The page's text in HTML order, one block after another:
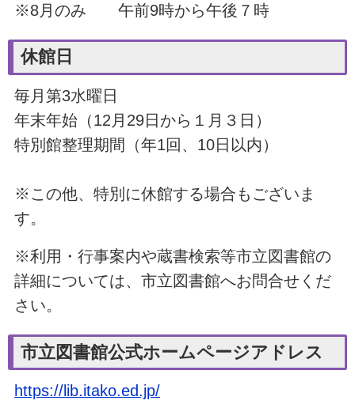
※8月のみ 午前9時から午後７時
休館日
毎月第3水曜日
年末年始（12月29日から１月３日）
特別館整理期間（年1回、10日以内）
※この他、特別に休館する場合もございま
す。
※利用・行事案内や蔵書検索等市立図書館の
詳細については、市立図書館へお問合せくだ
さい。
市立図書館公式ホームページアドレス
https://lib.itako.ed.jp/